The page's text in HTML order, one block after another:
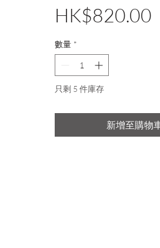
HK$820.00價
數量 *
只剩 5 件庫存
新增至購物